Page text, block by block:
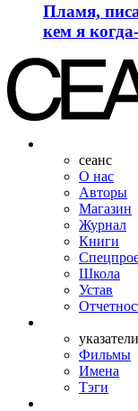
Пламя,
кем я
сеанс
О нас
Авторы
Магазин
Журнал
Книги
Школа
Устав
указатели
Фильмы
Имена
Тэги